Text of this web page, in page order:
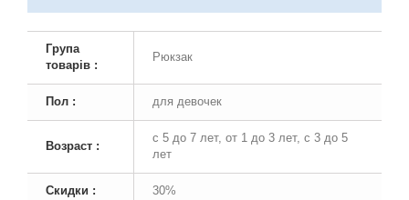
Група
товарів :
Рюкзак
Пол : для девочек
Возраст :
с 5 до 7 лет, от 1 до 3 лет, с 3 до 5
лет
Скидки : 30%